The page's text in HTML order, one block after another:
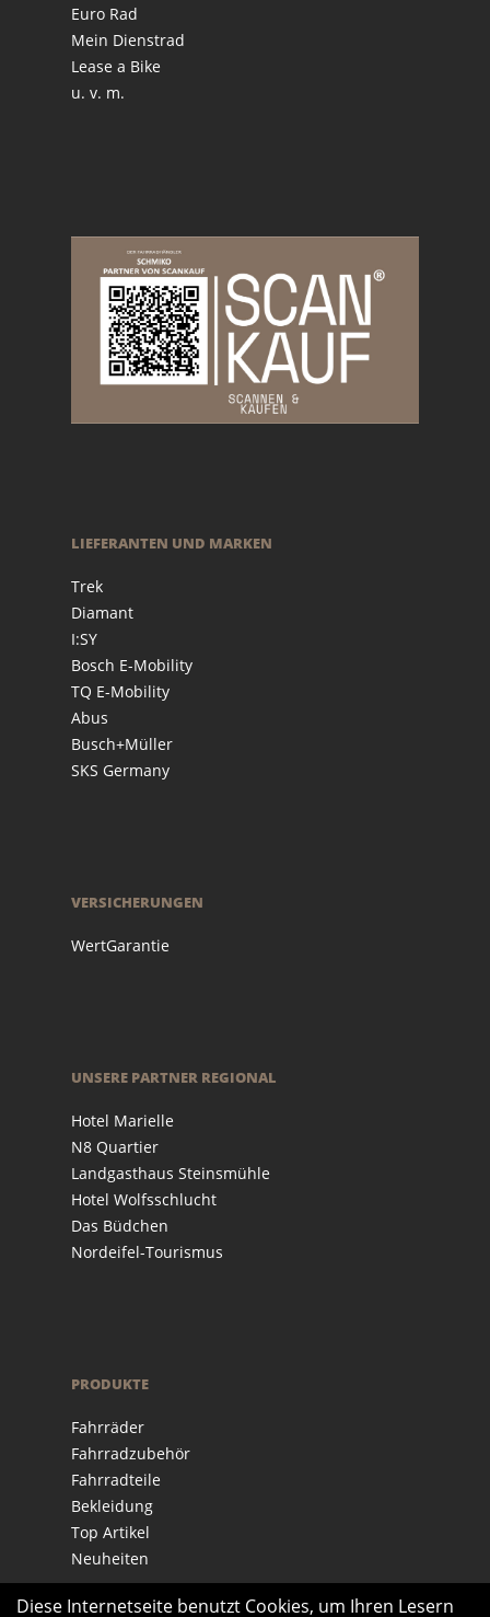
Euro Rad
Mein Dienstrad
Lease a Bike
u. v. m.
LIEFERANTEN UND MARKEN
Trek
Diamant
I:SY
Bosch E-Mobility
TQ E-Mobility
Abus
Busch+Müller
SKS Germany
VERSICHERUNGEN
WertGarantie
UNSERE PARTNER REGIONAL
Hotel Marielle
N8 Quartier
Landgasthaus Steinsmühle
Hotel Wolfsschlucht
Das Büdchen
Nordeifel-Tourismus
PRODUKTE
Fahrräder
Fahrradzubehör
Fahrradteile
Bekleidung
Top Artikel
Neuheiten
Diese Internetseite benutzt Cookies, um Ihren Lesern